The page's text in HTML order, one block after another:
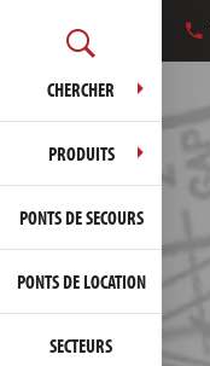
CHERCHER
PRODUITS
PONTS DE SECOURS
PONTS DE LOCATION
SECTEURS